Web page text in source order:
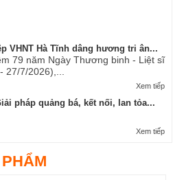
VHNT Hà Tĩnh dâng hương tri ân...
79 năm Ngày Thương binh - Liệt sĩ
27/7/2026),...
Xem tiếp
pháp quảng bá, kết nối, lan tỏa...
Xem tiếp